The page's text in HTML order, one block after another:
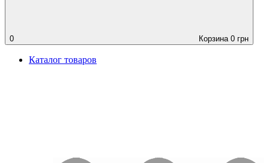
0 Корзина 0 грн
Каталог товаров